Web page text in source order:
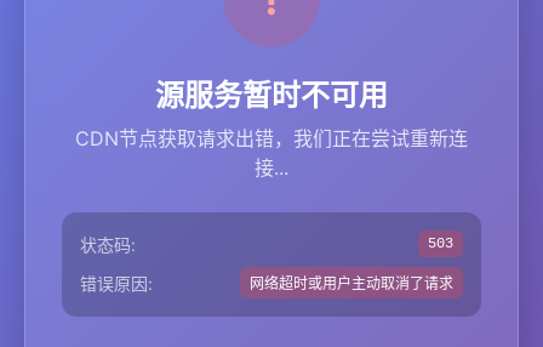
源服务暂时不可用
CDN节点获取请求出错，我们正在尝试重新连
接...
状态码: 503
错误原因: 网络超时或用户主动取消了请求